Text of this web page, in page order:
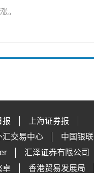
。
报
上海证券报
汇交易中心
中国银联
汇泽证券有限公司
卓
香港贸易发展局